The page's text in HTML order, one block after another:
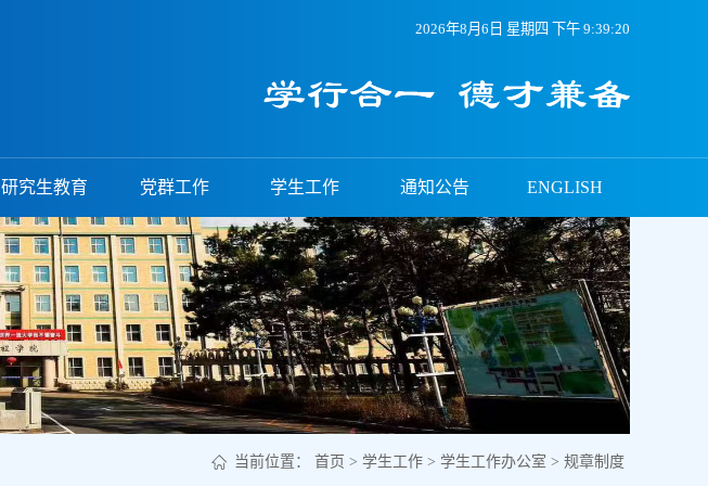
2026年8月6日 星期四 下午 9:39:20
研究生教育 党群工作 学生工作 通知公告 ENGLISH
当前位置： 首页 > 学生工作 > 学生工作办公室 > 规章制度